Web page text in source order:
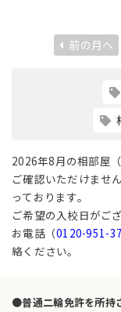
前の月へ
2026年8月の相部屋
ご確認いただけませ
っております。
ご希望の入校日がご
お電話（0120-951-
絡ください。
●普通二輪免許を所